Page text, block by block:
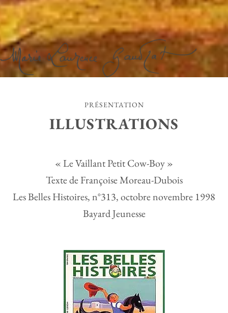
PRÉSENTATION
ILLUSTRATIONS
« Le Vaillant Petit Cow-Boy »
Texte de Françoise Moreau-Dubois
Les Belles Histoires, n°313, octobre novembre 1998
Bayard Jeunesse